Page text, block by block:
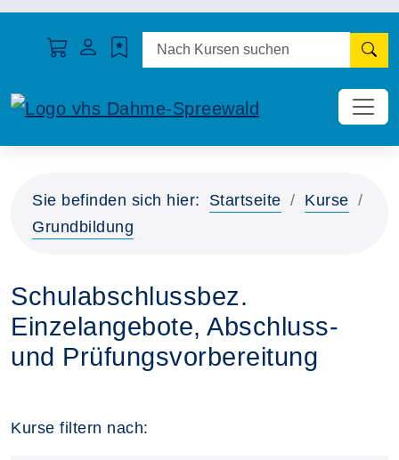
Sie befinden sich hier: Startseite
Kurse
Grundbildung
Schulabschlussbez.
Einzelangebote, Abschluss-
und Prüfungsvorbereitung
Kurse filtern nach: